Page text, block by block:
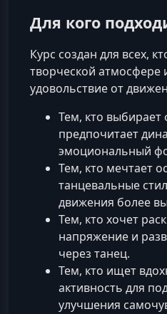
Для кого
Курс создан для всех,
творческой атмосфере
удовольствие от
Тем, кто выбирает
предпочитает
эмоциональный
Тем, кто мечтает
танцевальные
движения более
Тем, кто хочет
напряжение и
через танец.
Тем, кто ищет
активность для
улучшения